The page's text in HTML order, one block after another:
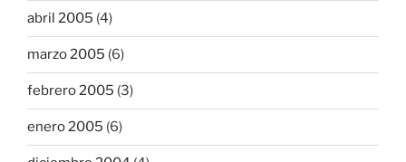
abril 2005 (4)
marzo 2005 (6)
febrero 2005 (3)
enero 2005 (6)